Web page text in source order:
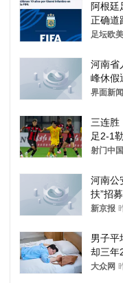
阿根廷
正确道
足坛欧
河南省
峰休假
不够准
界面新闻
三连胜
足2-1
将战河
射门中国
河南公
扶”招
犯罪行
新京报
男子平
却三年
样睡觉
大众网